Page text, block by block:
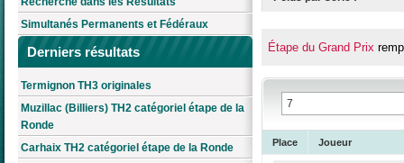
Simultanés Permanents et Fédéraux
Derniers résultats
Termignon TH3 originales
Muzillac (Billiers) TH2 catégoriel étape de la
Ronde
Carhaix TH2 catégoriel étape de la Ronde
Étape du Grand Prix
Place Joueur